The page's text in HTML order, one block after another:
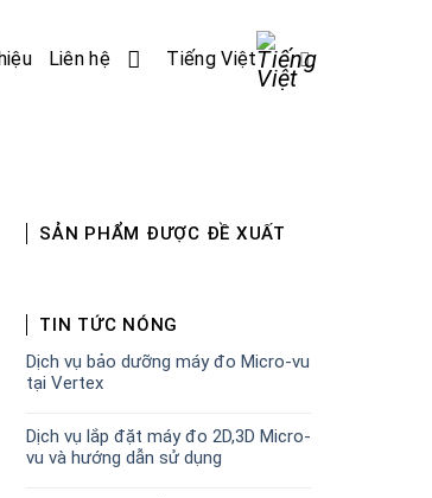
Liên hệ Tiếng Việt
SẢN PHẨM ĐƯỢC ĐỀ XUẤT
TIN TỨC NÓNG
Dịch vụ bảo dưỡng máy đo Micro-vu
tại Vertex
Dịch vụ lắp đặt máy đo 2D,3D Micro-
vu và hướng dẫn sử dụng